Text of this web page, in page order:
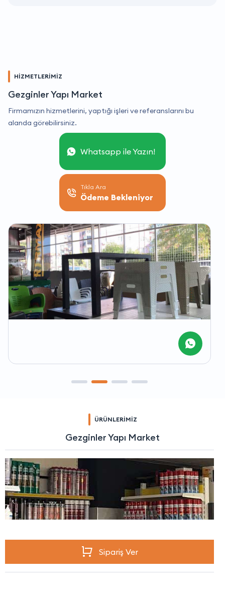
HİZMETLERİMİZ
Gezginler Yapı Market
Firmamızın hizmetlerini, yaptığı işleri ve referanslarını bu
alanda görebilirsiniz.
Whatsapp ile Yazın!
Tıkla Ara
Ödeme Bekleniyor
ÜRÜNLERİMİZ
Gezginler Yapı Market
Sipariş Ver